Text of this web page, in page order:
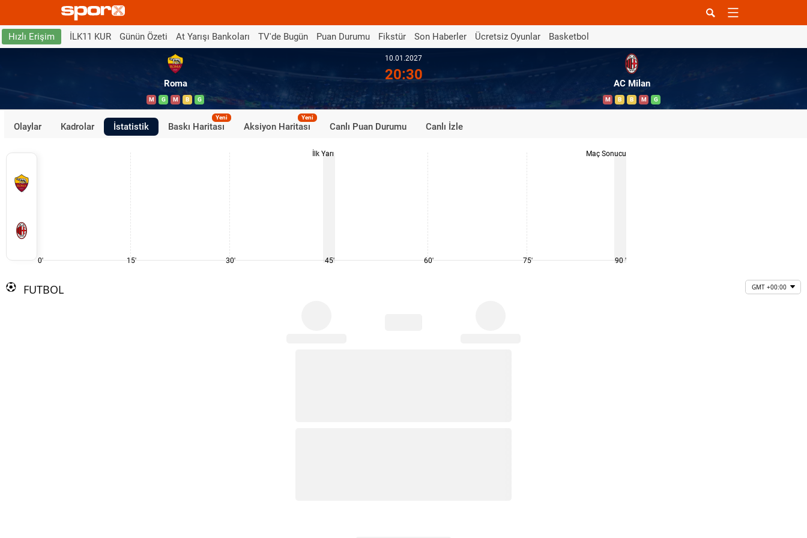
Hızlı Erişim İLK11 KUR Günün Özeti At Yarışı Bankoları TV'de Bugün Puan Durumu Fikstür Son Haberler Ücretsiz Oyunlar Basketbol
Roma
M G M B G
10.01.2027
20:30
AC Milan
M B B M G
Olaylar Kadrolar İstatistik Baskı Haritası
Yeni
Aksiyon Haritası
Yeni
Canlı Puan Durumu Canlı İzle
0' 15' 30'
İlk Yarı
45' 60' 75'
Maç Sonucu
90 '
FUTBOL GMT +00:00